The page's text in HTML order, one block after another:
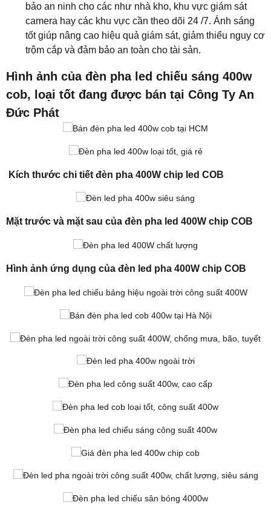
bảo an ninh cho các như nhà kho, khu vực giám sát
camera hay các khu vực cần theo dõi 24 /7. Ánh sáng
tốt giúp nâng cao hiệu quả giám sát, giảm thiểu nguy cơ
trộm cắp và đảm bảo an toàn cho tài sản.
Hình ảnh của đèn pha led chiếu sáng 400w
cob, loại tốt đang được bán tại Công Ty An
Đức Phát
Kích thước chi tiết đèn pha 400W chip led COB
Mặt trước và mặt sau của đèn pha led 400W chip COB
Hình ảnh ứng dụng của đèn led pha 400W chip COB